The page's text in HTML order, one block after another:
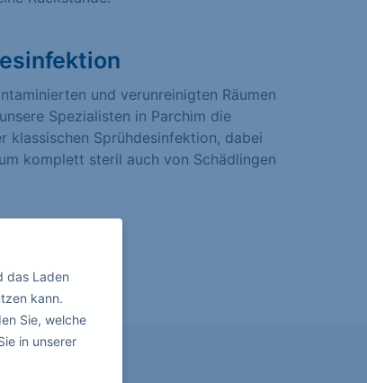
und verunreinigten Räumen
Spezialisten in Parchim die
klassischen Sprühdesinfektion, dabei
komplett steril auch von Schädlingen
das Laden
kann.
Sie, welche
in unserer